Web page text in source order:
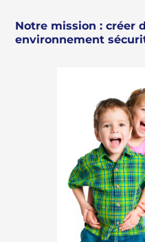
Notre mission : créer
environnement